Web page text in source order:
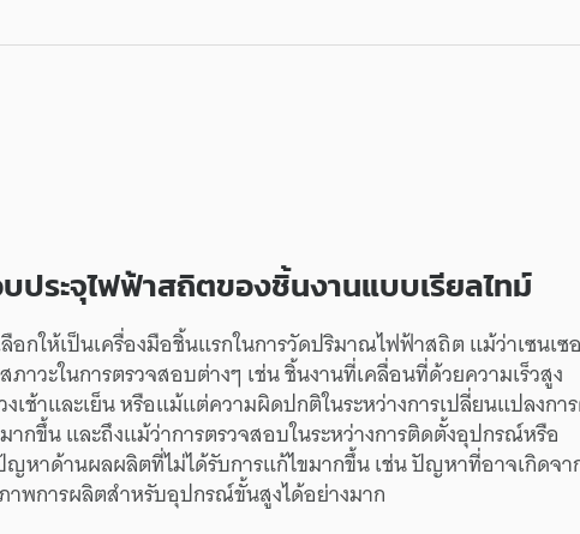
ประจุไฟฟ้าสถิตของชิ้นงานแบบเรียลไทม์
อกให้เป็นเครื่องมือชิ้นแรกในการวัดปริมาณไฟฟ้าสถิตแม้ว่าเซนเซ
สภาวะในการตรวจสอบต่างๆ เช่นชิ้นงานที่เคลื่อนที่ด้วยความเร็วสูง
เช้าและเย็นหรือแม้แต่ความผิดปกติในระหว่างการเปลี่ยนแปลงกา
มากขึ้นและถึงแม้ว่าการตรวจสอบในระหว่างการติดตั้งอุปกรณ์หรือ
ญหาด้านผลผลิตที่ไม่ได้รับการแก้ไขมากขึ้นเช่นปัญหาที่อาจเกิดจ
าพการผลิตสำหรับอุปกรณ์ขั้นสูงได้อย่างมาก